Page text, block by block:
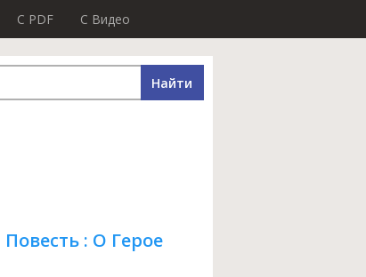
C PDF C Видео
Найти
: О Герое